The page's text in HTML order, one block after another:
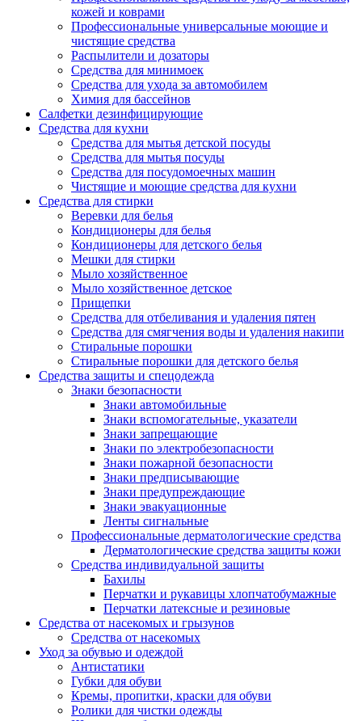
кожей и коврами
Профессиональные универсальные моющие и
чистящие средства
Распылители и дозаторы
Средства для минимоек
Средства для ухода за автомобилем
Химия для бассейнов
Салфетки дезинфицирующие
Средства для кухни
Средства для мытья детской посуды
Средства для мытья посуды
Средства для посудомоечных машин
Чистящие и моющие средства для кухни
Средства для стирки
Веревки для белья
Кондиционеры для белья
Кондиционеры для детского белья
Мешки для стирки
Мыло хозяйственное
Мыло хозяйственное детское
Прищепки
Средства для отбеливания и удаления пятен
Средства для смягчения воды и удаления накипи
Стиральные порошки
Стиральные порошки для детского белья
Средства защиты и спецодежда
Знаки безопасности
Знаки автомобильные
Знаки вспомогательные, указатели
Знаки запрещающие
Знаки по электробезопасности
Знаки пожарной безопасности
Знаки предписывающие
Знаки предупреждающие
Знаки эвакуационные
Ленты сигнальные
Профессиональные дерматологические средства
Дерматологические средства защиты кожи
Средства индивидуальной защиты
Бахилы
Перчатки и рукавицы хлопчатобумажные
Перчатки латексные и резиновые
Средства от насекомых и грызунов
Средства от насекомых
Уход за обувью и одеждой
Антистатики
Губки для обуви
Кремы, пропитки, краски для обуви
Ролики для чистки одежды